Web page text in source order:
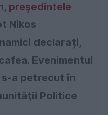
președintele
Nikos
declarați,
Evenimentul
a petrecut în
Politice